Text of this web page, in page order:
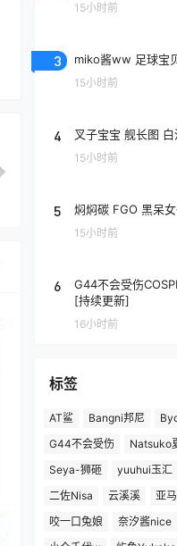
15小时前
3 miko酱ww
15小时前
4 叉子宝宝 舰
15小时前
5 焖焖碳 FGO
15小时前
6
G44不会受伤
[持续更新]
16小时前
标签
AT鲨 Bangni邦尼
G44不会受伤
Natsuko
Seya-狮砸
yuuhui玉汇
二佐Nisa
云溪溪 亚
咬一口兔娘
奈汐酱nice